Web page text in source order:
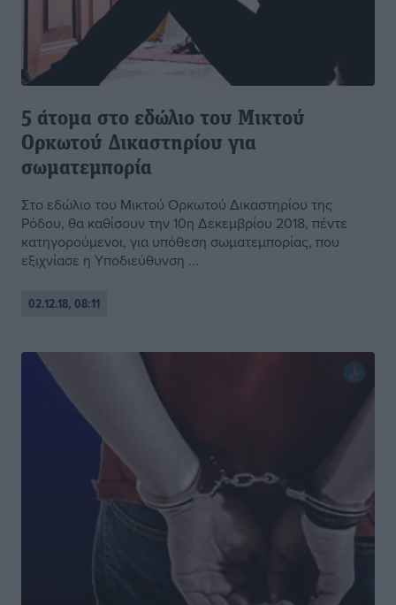
5 άτομα στο εδώλιο του Μικτού
Ορκωτού Δικαστηρίου για
σωματεμπορία
Στο εδώλιο του Μικτού Ορκωτού Δικαστηρίου της
Ρόδου, θα καθίσουν την 10η Δεκεμβρίου 2018, πέντε
κατηγορούμενοι, για υπόθεση σωματεμπορίας, που
εξιχνίασε η Υποδιεύθυνση ...
02.12.18, 08:11